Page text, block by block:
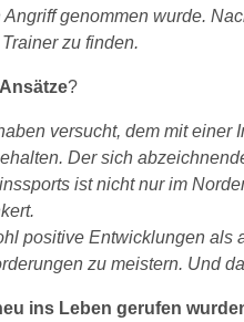
genommen wurde.
zu finden.
?
versucht, dem mit
Der sich
ist nicht nur im
positive Entwicklungen als
zu meistern. Und
ins Leben gerufen